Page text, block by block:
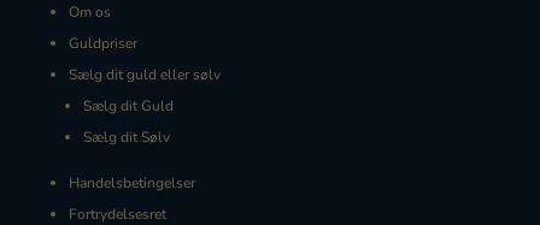
Om os
Guldpriser
Sælg dit guld eller sølv
Sælg dit Guld
Sælg dit Sølv
Handelsbetingelser
Fortrydelsesret